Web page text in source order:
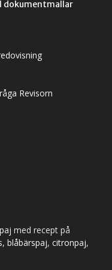
dokumentmallar
Revisorn
med recept på
, blåbärspaj, citronpaj,